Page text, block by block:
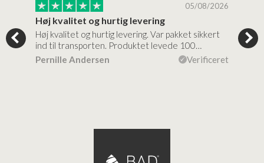
05/08/2026
Høj kvalitet og hurtig levering
Høj kvalitet og hurtig levering. Var pakket sikkert
ind til transporten. Produktet levede 100…
Pernille Andersen
Verificeret